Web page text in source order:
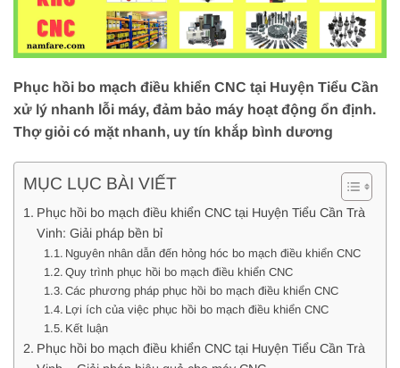
Phục hồi bo mạch điều khiển CNC tại Huyện Tiểu Cần
xử lý nhanh lỗi máy, đảm bảo máy hoạt động ổn định.
Thợ giỏi có mặt nhanh, uy tín khắp bình dương
MỤC LỤC BÀI VIẾT
Phục hồi bo mạch điều khiển CNC tại Huyện Tiểu Cần Trà
Vinh: Giải pháp bền bỉ
Nguyên nhân dẫn đến hỏng hóc bo mạch điều khiển CNC
Quy trình phục hồi bo mạch điều khiển CNC
Các phương pháp phục hồi bo mạch điều khiển CNC
Lợi ích của việc phục hồi bo mạch điều khiển CNC
Kết luận
Phục hồi bo mạch điều khiển CNC tại Huyện Tiểu Cần Trà